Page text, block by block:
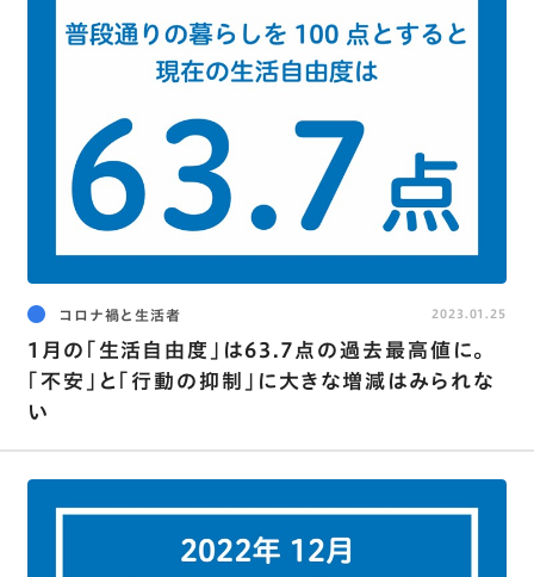
コロナ禍と生活者
1月の｢生活自由度｣は63.7点の過去最高値に｡
｢不安｣と｢行動の抑制｣に大きな増減はみられな
い
2023.01.25